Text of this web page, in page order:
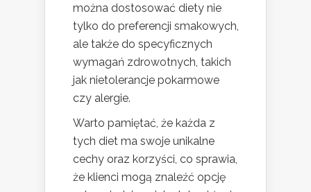
można dostosować diety nie
tylko do preferencji smakowych,
ale także do specyficznych
wymagań zdrowotnych, takich
jak nietolerancje pokarmowe
czy alergie.
Warto pamiętać, że każda z
tych diet ma swoje unikalne
cechy oraz korzyści, co sprawia,
że klienci mogą znaleźć opcję